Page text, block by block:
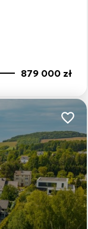
879 000 zł